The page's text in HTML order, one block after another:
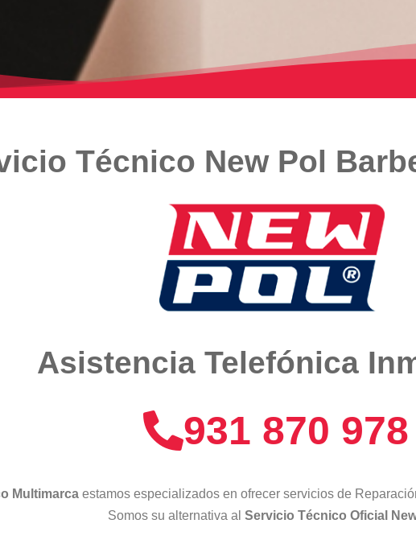
Técnico New Pol
Asistencia Telefónica
931 870 978
Multimarcaestamos especializados en ofrecer servicios de
Somos su alternativa al Servicio Técnico Oficial